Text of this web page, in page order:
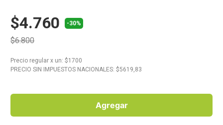
$4.760 -30%
$6.800
Precio regular x un: $1700
PRECIO SIN IMPUESTOS NACIONALES: $5619,83
Agregar
Juguetes
Valijas
. Carne